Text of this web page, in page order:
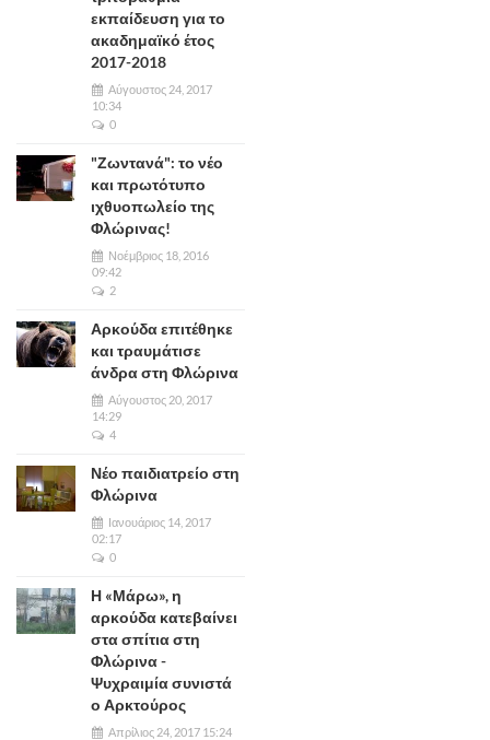
εκπαίδευση για το
ακαδημαϊκό έτος
2017-2018
Αύγουστος 24, 2017
10:34
0
"Ζωντανά": το νέο
και πρωτότυπο
ιχθυοπωλείο της
Φλώρινας!
Νοέμβριος 18, 2016
09:42
2
Αρκούδα επιτέθηκε
και τραυμάτισε
άνδρα στη Φλώρινα
Αύγουστος 20, 2017
14:29
4
Νέο παιδιατρείο στη
Φλώρινα
Ιανουάριος 14, 2017
02:17
0
Η «Μάρω», η
αρκούδα κατεβαίνει
στα σπίτια στη
Φλώρινα -
Ψυχραιμία συνιστά
ο Αρκτούρος
Απρίλιος 24, 2017 15:24